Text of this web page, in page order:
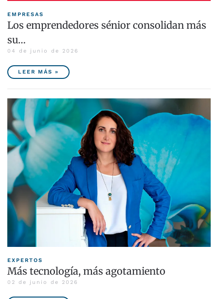
EMPRESAS
Los emprendedores sénior consolidan más
su…
04 de junio de 2026
LEER MÁS »
EXPERTOS
Más tecnología, más agotamiento
02 de junio de 2026